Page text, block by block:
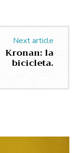
Next article
Kronan: la
bicicleta.